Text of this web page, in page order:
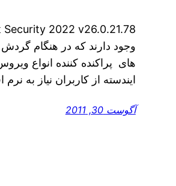
وجود دارند که در هنگام
های پراکنده کننده انواع
ایندسته از کاربران نیاز به
آگوست 30, 2011